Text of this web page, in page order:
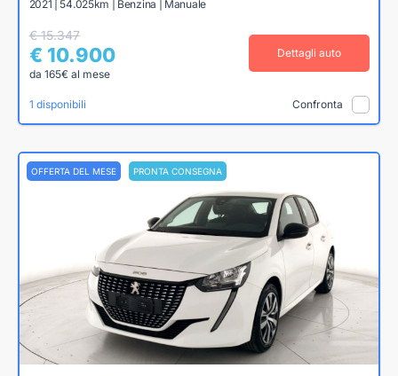
2021 | 54.025km | Benzina | Manuale
€ 15.347
€ 10.900
da 165€ al mese
Dettagli auto
1 disponibili Confronta
OFFERTA DEL MESE PRONTA CONSEGNA